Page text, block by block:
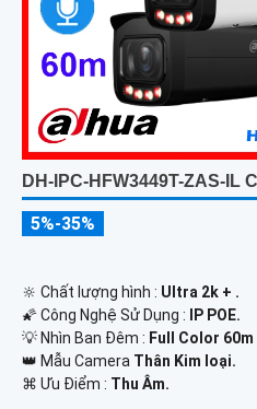
DH-IPC-HFW3449T-ZAS-IL
5%-35%
🔆 Chất lượng hình : Ultra 2k + .
🌠 Công Nghệ Sử Dụng :
IP POE.
💡 Nhìn Ban Đêm : Full Color
👑 Mẫu Camera Thân Kim loại.
️⌘ Ưu Điểm : Thu Âm.